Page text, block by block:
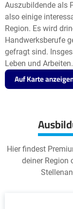
Auszubildende als
also einige
Region. Es wird
Handwerksberufe
gefragt sind.
Leben und Arbeiten.
Auf Karte
Hier findest
deiner Region